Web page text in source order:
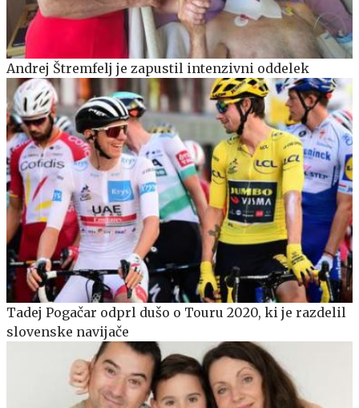
Andrej Štremfelj je zapustil intenzivni oddelek
Tadej Pogačar odprl dušo o Touru 2020, ki je razdelil
slovenske navijače